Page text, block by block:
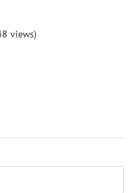
views)